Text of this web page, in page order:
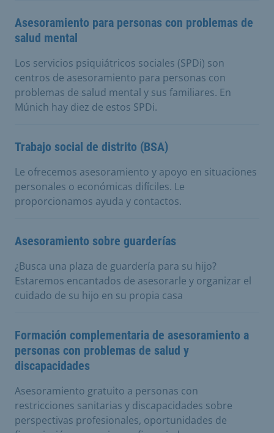
Asesoramiento para personas con problemas de
salud mental
Los servicios psiquiátricos sociales (SPDi) son
centros de asesoramiento para personas con
problemas de salud mental y sus familiares. En
Múnich hay diez de estos SPDi.
Trabajo social de distrito (BSA)
Le ofrecemos asesoramiento y apoyo en situaciones
personales o económicas difíciles. Le
proporcionamos ayuda y contactos.
Asesoramiento sobre guarderías
¿Busca una plaza de guardería para su hijo?
Estaremos encantados de asesorarle y organizar el
cuidado de su hijo en su propia casa
Formación complementaria de asesoramiento a
personas con problemas de salud y
discapacidades
Asesoramiento gratuito a personas con
restricciones sanitarias y discapacidades sobre
perspectivas profesionales, oportunidades de